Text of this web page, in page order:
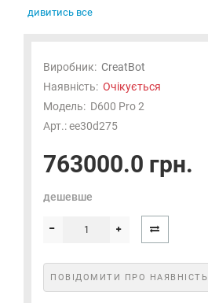
дивитись все
Виробник: CreatBot
Наявність: Очікується
Модель: D600 Pro 2
Арт.: ee30d275
763000.0 грн.
дешевше
ПОВІДОМИТИ ПРО НАЯВНІСТЬ